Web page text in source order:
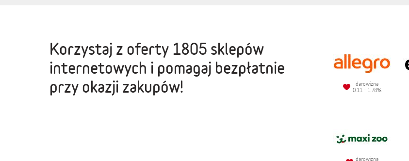
Korzystaj z oferty 1805 sklepów
internetowych i pomagaj bezpłatnie
przy okazji zakupów!
darowizna
0.11 - 1.78%
darowizna